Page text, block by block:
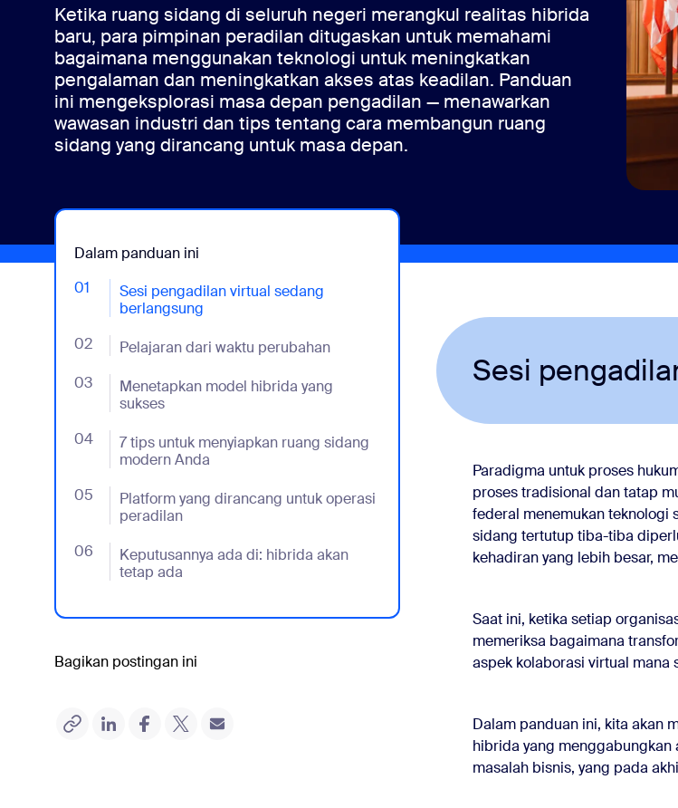
Instal di desktop
Pusat Unduhan
Hubungi kami
+1.888.799.9666 /+1.888.303.1012
Ketika ruang sidang di seluruh negeri merangkul realitas hibrida
baru, para pimpinan peradilan ditugaskan untuk memahami
bagaimana menggunakan teknologi untuk meningkatkan
pengalaman dan meningkatkan akses atas keadilan. Panduan
ini mengeksplorasi masa depan pengadilan — menawarkan
wawasan industri dan tips tentang cara membangun ruang
sidang yang dirancang untuk masa depan.
Dalam panduan ini
01
Sesi pengadilan virtual sedang
berlangsung
- Jumplink to Sesi pengadilan virtual sedang berlangsung
02 Pelajaran dari waktu perubahan
- Jumplink to Pelajaran dari waktu perubahan
03
Menetapkan model hibrida yang
sukses
- Jumplink to Menetapkan model hibrida yang sukses
04
7 tips untuk menyiapkan ruang sidang
modern Anda
- Jumplink to 7 tips untuk menyiapkan ruang sidang modern Anda
05
Platform yang dirancang untuk operasi
peradilan
- Jumplink to Platform yang dirancang untuk operasi peradilan
06
Keputusannya ada di: hibrida akan
tetap ada
- Jumplink to Keputusannya ada di: hibrida akan tetap ada
Bagikan postingan ini
Sesi
Paradigma untuk proses
proses tradisional dan tatap
federal menemukan teknologi
sidang tertutup tiba-tiba
kehadiran yang lebih besar,
Saat ini, ketika setiap
memeriksa bagaimana
aspek kolaborasi virtual
Dalam panduan ini, kita akan
hibrida yang
masalah bisnis, yang pada